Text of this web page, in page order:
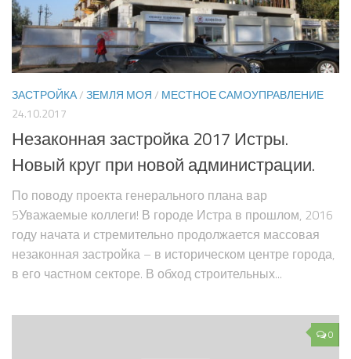
ЗАСТРОЙКА/ЗЕМЛЯ МОЯ/ МЕСТНОЕ САМОУПРАВЛЕНИЕ
24.10.2017
Незаконная застройка 2017 Истры.
Новый круг при новой администрации.
По поводу проекта генерального плана вар
5Уважаемые коллеги! В городе Истра в прошлом, 2016
году начата и стремительно продолжается массовая
незаконная застройка – в историческом центре города,
в его частном секторе. В обход строительных...
0